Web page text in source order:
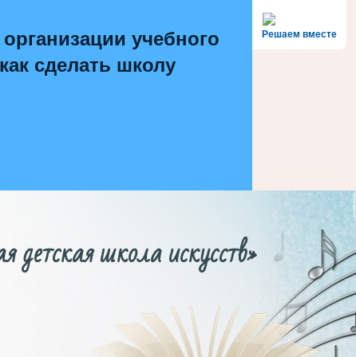
Решаем вместе
учебного
сделать школу
школа искусств»